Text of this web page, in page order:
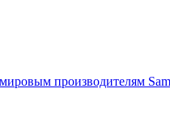
производителям